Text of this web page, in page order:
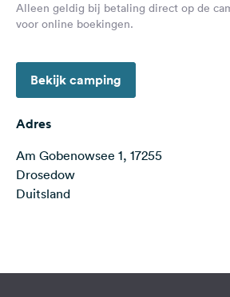
Taal:
Volg
ons
op
media
Facebook
Alleen geldig bij betaling direct op de
voor online boekingen.
Bekijk camping
Adres
Am Gobenowsee 1, 17255
Drosedow
Duitsland